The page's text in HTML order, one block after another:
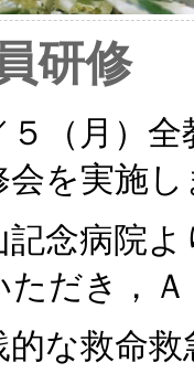
研修
５（月）
会を実施
記念病院
ただき，
的な救命